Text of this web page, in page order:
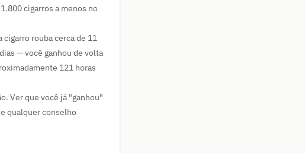
cigarros a menos no
cigarro rouba cerca de 11
— você ganhou de volta
121 horas
Ver que você já "ganhou"
qualquer conselho